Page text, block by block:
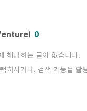
0
해당하는 글이 없습니다.
하시거나, 검색 기능을 활